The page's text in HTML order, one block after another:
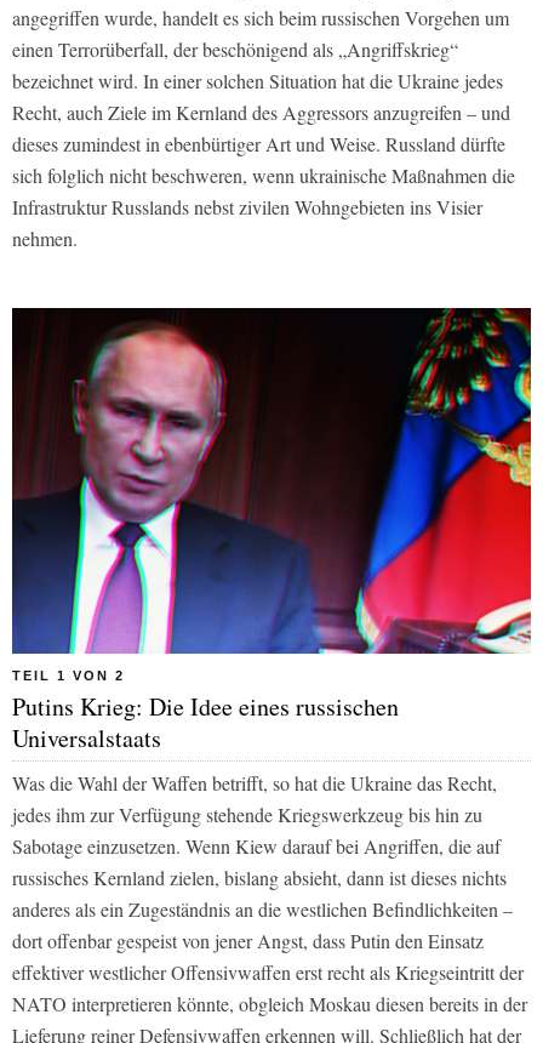
angegriffen wurde, handelt es sich beim russischen Vorgehen um
einen Terrorüberfall, der beschönigend als „Angriffskrieg“
bezeichnet wird. In einer solchen Situation hat die Ukraine jedes
Recht, auch Ziele im Kernland des Aggressors anzugreifen – und
dieses zumindest in ebenbürtiger Art und Weise. Russland dürfte
sich folglich nicht beschweren, wenn ukrainische Maßnahmen die
Infrastruktur Russlands nebst zivilen Wohngebieten ins Visier
nehmen.
TEIL 1 VON 2
Putins Krieg: Die Idee eines russischen
Universalstaats
Was die Wahl der Waffen betrifft, so hat die Ukraine das Recht,
jedes ihm zur Verfügung stehende Kriegswerkzeug bis hin zu
Sabotage einzusetzen. Wenn Kiew darauf bei Angriffen, die auf
russisches Kernland zielen, bislang absieht, dann ist dieses nichts
anderes als ein Zugeständnis an die westlichen Befindlichkeiten –
dort offenbar gespeist von jener Angst, dass Putin den Einsatz
effektiver westlicher Offensivwaffen erst recht als Kriegseintritt der
NATO interpretieren könnte, obgleich Moskau diesen bereits in der
Lieferung reiner Defensivwaffen erkennen will. Schließlich hat der